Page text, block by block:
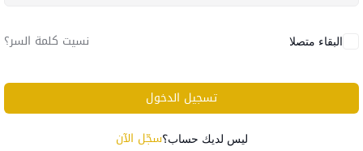
البقاء متصلا نسيت كلمة السر؟
تسجيل الدخول
ليس لديك حساب؟سجّل الآن